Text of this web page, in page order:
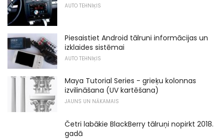
AUTO TEHNIĶIS
Piesaistiet Android tālruni informācijas un
izklaides sistēmai
AUTO TEHNIĶIS
Maya Tutorial Series - grieķu kolonnas
izvilināšana (UV kartēšana)
JAUNS UN NĀKAMAIS
Četri labākie BlackBerry tālruņi nopirkt 2018.
gadā